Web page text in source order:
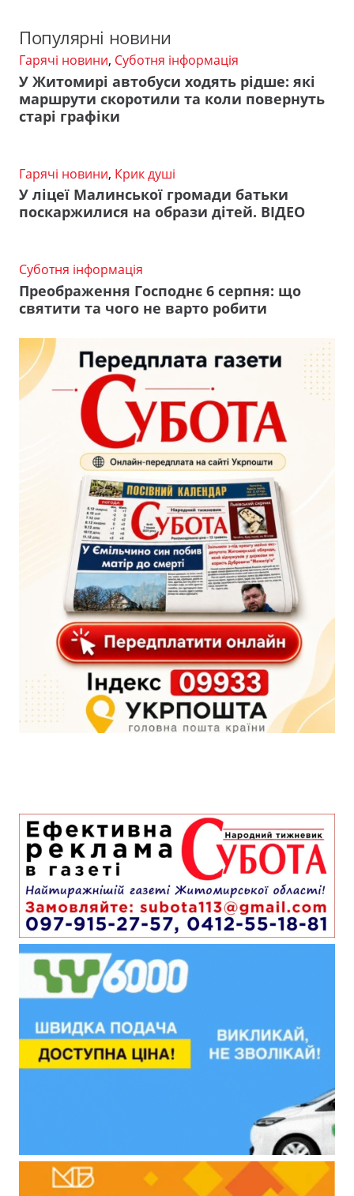
Популярні новини
Гарячі новини, Суботня інформація
У Житомирі автобуси ходять рідше: які
маршрути скоротили та коли повернуть
старі графіки
Гарячі новини, Крик душі
У ліцеї Малинської громади батьки
поскаржилися на образи дітей. ВІДЕО
Суботня інформація
Преображення Господнє 6 серпня: що
святити та чого не варто робити